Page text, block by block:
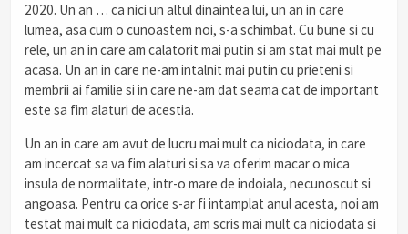
2020. Un an … ca nici un altul dinaintea lui, un an in care
lumea, asa cum o cunoastem noi, s-a schimbat. Cu bune si cu
rele, un an in care am calatorit mai putin si am stat mai mult pe
acasa. Un an in care ne-am intalnit mai putin cu prieteni si
membrii ai familie si in care ne-am dat seama cat de important
este sa fim alaturi de acestia.
Un an in care am avut de lucru mai mult ca niciodata, in care
am incercat sa va fim alaturi si sa va oferim macar o mica
insula de normalitate, intr-o mare de indoiala, necunoscut si
angoasa. Pentru ca orice s-ar fi intamplat anul acesta, noi am
testat mai mult ca niciodata, am scris mai mult ca niciodata si